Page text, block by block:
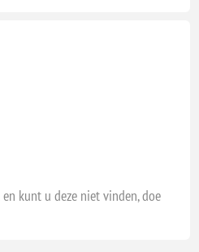
kunt u deze niet vinden, doe